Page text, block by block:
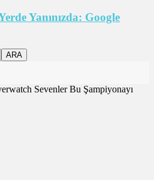
Yanınızda: Google
Sevenler Bu Şampiyonayı